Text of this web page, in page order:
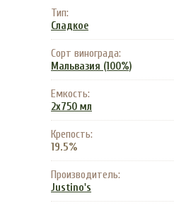
Тип:
Сладкое
Сорт винограда:
Мальвазия (100%)
Емкость:
2х750 мл
Крепость:
19.5%
Производитель:
Justino's